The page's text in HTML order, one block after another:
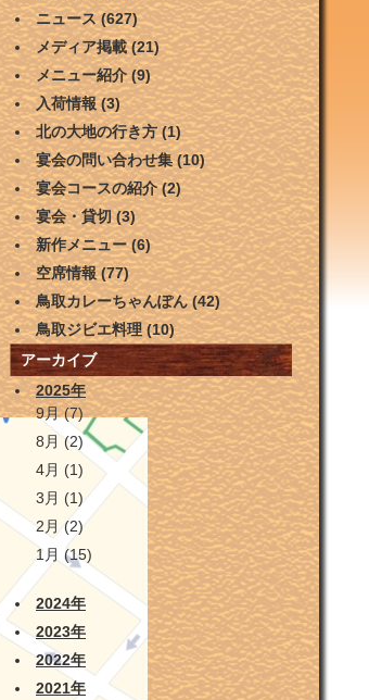
ニュース(627)
メディア掲載(21)
メニュー紹介(9)
入荷情報(3)
北の大地の行き方(1)
宴会の問い合わせ集(10)
宴会コースの紹介(2)
宴会・貸切(3)
新作メニュー(6)
空席情報(77)
鳥取カレーちゃんぽん(42)
鳥取ジビエ料理(10)
アーカイブ
2025年
9月(7)
8月 (2)
4月 (1)
3月 (1)
2月 (2)
1月 (15)
2024年
2023年
2022年
2021年